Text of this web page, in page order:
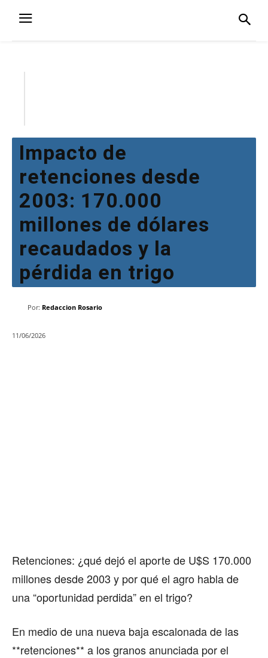
Impacto de
retenciones desde
2003: 170.000
millones de dólares
recaudados y la
pérdida en trigo
Por: Redaccion Rosario
11/06/2026
Retenciones: ¿qué dejó el aporte de U$S 170.000
millones desde 2003 y por qué el agro habla de
una “oportunidad perdida” en el trigo?
En medio de una nueva baja escalonada de las
**retenciones** a los granos anunciada por el